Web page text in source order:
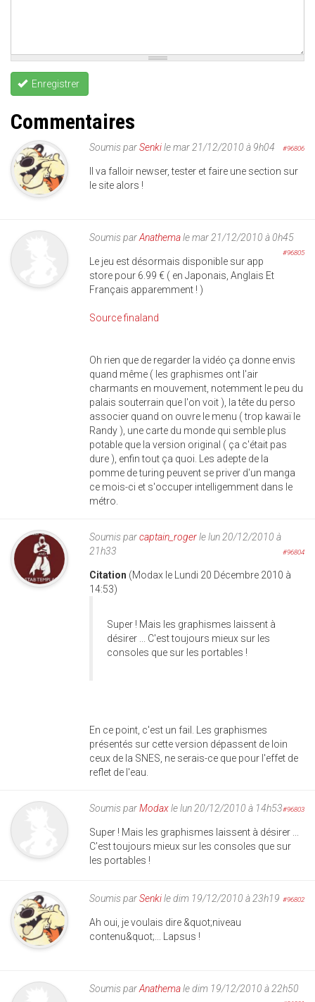
Enregistrer
Commentaires
Soumis parSenkile mar 21/12/2010 à 9h04 #96806
Il va falloir newser, tester et faire une section sur
le site alors !
Soumis parAnathemale mar 21/12/2010 à 0h45
#96805
Le jeu est désormais disponible sur app
store pour 6.99 € ( en Japonais, Anglais Et
Français apparemment ! )
Source finaland
Oh rien que de regarder la vidéo ça donne envis
quand même ( les graphismes ont l'air
charmants en mouvement, notemment le peu du
palais souterrain que l'on voit ), la tête du perso
associer quand on ouvre le menu ( trop kawaï le
Randy ), une carte du monde qui semble plus
potable que la version original ( ça c'était pas
dure ), enfin tout ça quoi. Les adepte de la
pomme de turing peuvent se priver d'un manga
ce mois-ci et s'occuper intelligemment dans le
métro.
Soumis parcaptain_rogerle lun 20/12/2010 à
21h33
#96804
Citation (Modax le Lundi 20 Décembre 2010 à
14:53)
Super ! Mais les graphismes laissent à
désirer ... C'est toujours mieux sur les
consoles que sur les portables !
En ce point, c'est un fail. Les graphismes
présentés sur cette version dépassent de loin
ceux de la SNES, ne serais-ce que pour l'effet de
reflet de l'eau.
Soumis parModaxle lun 20/12/2010 à 14h53#96803
Super ! Mais les graphismes laissent à désirer ...
C'est toujours mieux sur les consoles que sur
les portables !
Soumis parSenkile dim 19/12/2010 à 23h19 #96802
Ah oui, je voulais dire &quot;niveau
contenu&quot;... Lapsus !
Soumis parAnathemale dim 19/12/2010 à 22h50